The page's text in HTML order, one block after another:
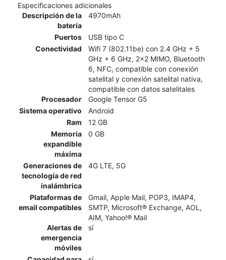
Especificaciones adicionales
Descripción de la
batería
4970mAh
Puertos
USB tipo C
Conectividad
Wifi 7 (802.11be) con 2.4 GHz + 5
GHz + 6 GHz, 2x2 MIMO, Bluetooth
6, NFC, compatible con conexión
satelital y conexión satelital nativa,
compatible con datos satelitales
Procesador
Google Tensor G5
Sistema operativo
Android
Ram
12 GB
Memoria
expandible
máxima
0 GB
Generaciones de
tecnología de red
inalámbrica
4G LTE, 5G
Plataformas de
email compatibles
Gmail, Apple Mail, POP3, IMAP4,
SMTP, Microsoft® Exchange, AOL,
AIM, Yahoo!® Mail
Alertas de
emergencia
móviles
sí